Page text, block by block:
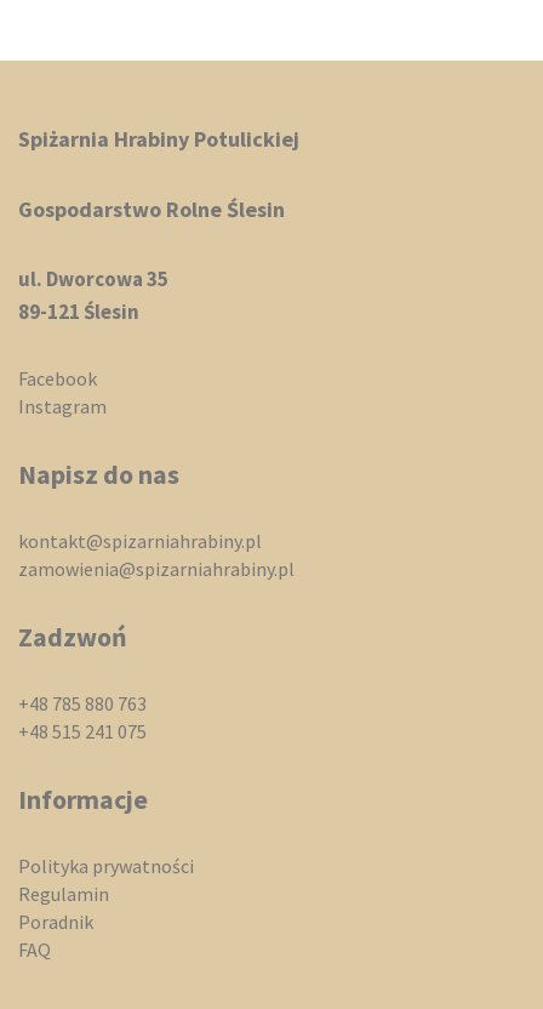
Spiżarnia Hrabiny Potulickiej
Gospodarstwo Rolne Ślesin
ul. Dworcowa 35
89-121 Ślesin
Facebook
Instagram
Napisz do nas
kontakt@spizarniahrabiny.pl
zamowienia@spizarniahrabiny.pl
Zadzwoń
+48 785 880 763
+48 515 241 075
Informacje
Polityka prywatności
Regulamin
Poradnik
FAQ